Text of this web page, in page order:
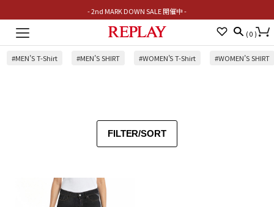
- 2nd MARK DOWN SALE 開催中 -
Toggle
( 0 )
#MEN’S T-Shirt #MEN’S SHIRT #WOMEN’S T-Shirt #WOMEN’S SHIRT
FILTER/SORT